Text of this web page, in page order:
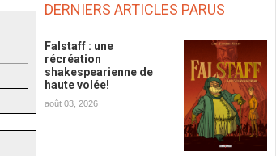
DERNIERS ARTICLES PARUS
Falstaff : une
récréation
shakespearienne de
haute volée!
août 03, 2026